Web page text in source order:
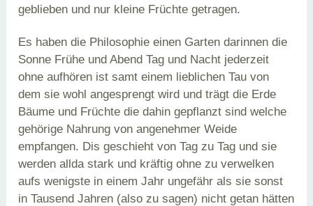
geblieben und nur kleine Früchte getragen.
Es haben die Philosophie einen Garten darinnen die
Sonne Frühe und Abend Tag und Nacht jederzeit
ohne aufhören ist samt einem lieblichen Tau von
dem sie wohl angesprengt wird und trägt die Erde
Bäume und Früchte die dahin gepflanzt sind welche
gehörige Nahrung von angenehmer Weide
empfangen. Dis geschieht von Tag zu Tag und sie
werden allda stark und kräftig ohne zu verwelken
aufs wenigste in einem Jahr ungefähr als sie sonst
in Tausend Jahren (also zu sagen) nicht getan hätten